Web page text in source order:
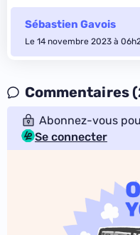
Sébastien Gavois
Le 14 novembre 2023 à
Commentaires
Abonnez-vous
Se connecter